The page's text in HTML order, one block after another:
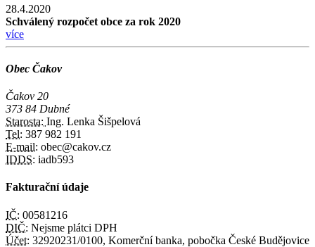
28.4.2020
Schválený rozpočet obce za rok 2020
více
Obec Čakov
Čakov 20
373 84 Dubné
Starosta: Ing. Lenka Šišpelová
Tel: 387 982 191
E-mail: obec@cakov.cz
IDDS: iadb593
Fakturační údaje
IČ: 00581216
DIČ: Nejsme plátci DPH
Účet: 32920231/0100, Komerční banka, pobočka České Budějovice